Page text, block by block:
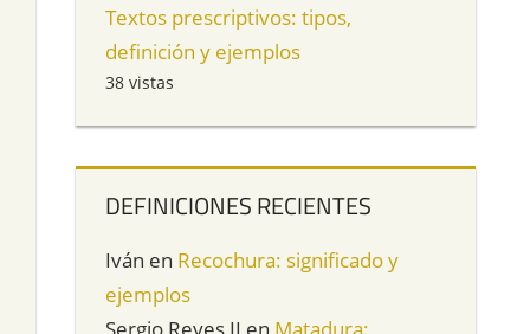
Textos prescriptivos: tipos,
definición y ejemplos
38 vistas
DEFINICIONES RECIENTES
Iván en Recochura: significado y
ejemplos